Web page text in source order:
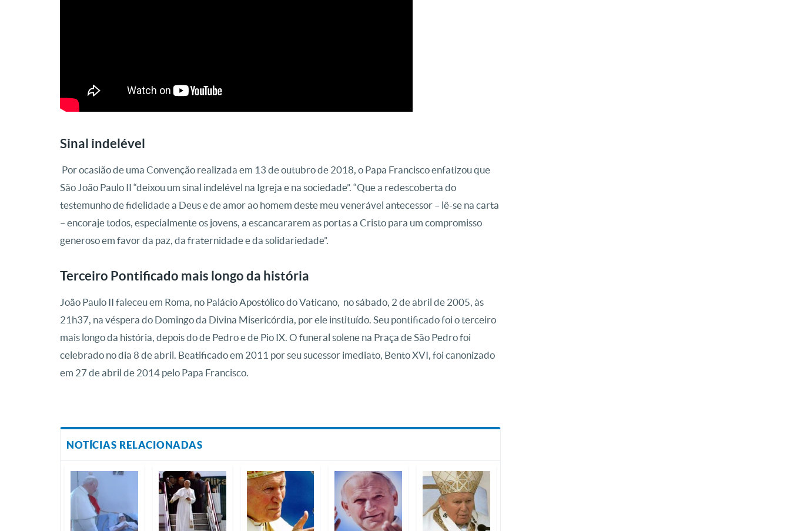
Sinal indelével
Por ocasião de uma Convenção realizada em 13 de outubro de 2018, o Papa Francisco enfatizou que
São João Paulo II “deixou um sinal indelével na Igreja e na sociedade”. “Que a redescoberta do
testemunho de fidelidade a Deus e de amor ao homem deste meu venerável antecessor – lê-se na carta
– encoraje todos, especialmente os jovens, a escancararem as portas a Cristo para um compromisso
generoso em favor da paz, da fraternidade e da solidariedade”.
Terceiro Pontificado mais longo da história
João Paulo II faleceu em Roma, no Palácio Apostólico do Vaticano, no sábado, 2 de abril de 2005, às
21h37, na véspera do Domingo da Divina Misericórdia, por ele instituído. Seu pontificado foi o terceiro
mais longo da história, depois do de Pedro e de Pio IX. O funeral solene na Praça de São Pedro foi
celebrado no dia 8 de abril. Beatificado em 2011 por seu sucessor imediato, Bento XVI, foi canonizado
em 27 de abril de 2014 pelo Papa Francisco.
NOTÍCIAS RELACIONADAS